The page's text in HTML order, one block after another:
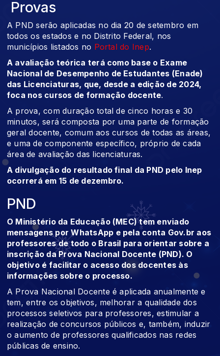
Provas
A PND serão aplicadas no dia 20 de setembro em
todos os estados e no Distrito Federal, nos
municípios listados no Portal do Inep.
A avaliação teórica terá como base o Exame
Nacional de Desempenho de Estudantes (Enade)
das Licenciaturas, que, desde a edição de 2024,
foca nos cursos de formação docente.
A prova, com duração total de cinco horas e 30
minutos, será composta por uma parte de formação
geral docente, comum aos cursos de todas as áreas,
e uma de componente específico, próprio de cada
área de avaliação das licenciaturas.
A divulgação do resultado final da PND pelo Inep
ocorrerá em 15 de dezembro.
PND
O Ministério da Educação (MEC) tem enviado
mensagens por WhatsApp e pela conta Gov.br aos
professores de todo o Brasil para orientar sobre a
inscrição da Prova Nacional Docente (PND). O
objetivo é facilitar o acesso dos docentes às
informações sobre o processo.
A Prova Nacional Docente é aplicada anualmente e
tem, entre os objetivos, melhorar a qualidade dos
processos seletivos para professores, estimular a
realização de concursos públicos e, também, induzir
o aumento de professores qualificados nas redes
públicas de ensino.